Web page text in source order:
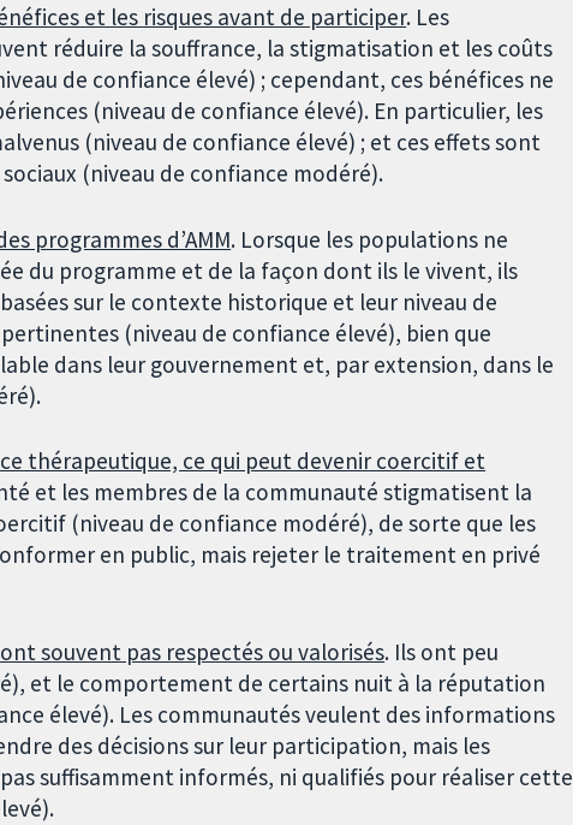
et les risques avant de participer. Les
réduire la souffrance, la stigmatisation et les coûts
de confiance élevé) ; cependant, ces bénéfices ne
(niveau de confiance élevé). En particulier, les
(niveau de confiance élevé) ; et ces effets sont
(niveau de confiance modéré).
programmes d’AMM. Lorsque les populations ne
du programme et de la façon dont ils le vivent, ils
sur le contexte historique et leur niveau de
(niveau de confiance élevé), bien que
dans leur gouvernement et, par extension, dans le
thérapeutique, ce qui peut devenir coercitif et
et les membres de la communauté stigmatisent la
(niveau de confiance modéré), de sorte que les
en public, mais rejeter le traitement en privé
souvent pas respectés ou valorisés. Ils ont peu
et le comportement de certains nuit à la réputation
élevé). Les communautés veulent des informations
des décisions sur leur participation, mais les
suffisamment informés, ni qualifiés pour réaliser cette